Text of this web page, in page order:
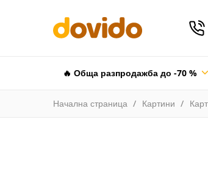
🔥 Обща разпродажба до -70 %
Начална страница Картини